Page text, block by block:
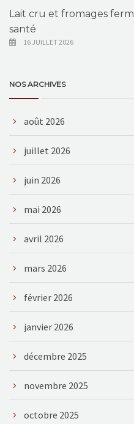
Lait cru et fromages
santé
16 JUILLET 2026
NOS ARCHIVES
août 2026
juillet 2026
juin 2026
mai 2026
avril 2026
mars 2026
février 2026
janvier 2026
décembre 2025
novembre 2025
octobre 2025